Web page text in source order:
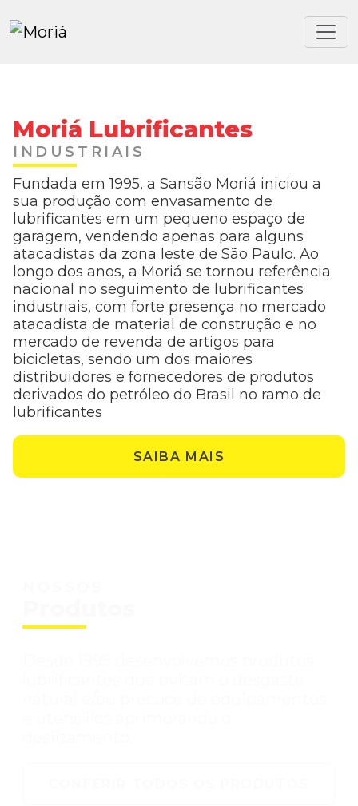
Moriá Lubrificantes
INDUSTRIAIS
Fundada em 1995, a Sansão Moriá iniciou a
sua produção com envasamento de
lubrificantes em um pequeno espaço de
garagem, vendendo apenas para alguns
atacadistas da zona leste de São Paulo. Ao
longo dos anos, a Moriá se tornou referência
nacional no seguimento de lubrificantes
industriais, com forte presença no mercado
atacadista de material de construção e no
mercado de revenda de artigos para
bicicletas, sendo um dos maiores
distribuidores e fornecedores de produtos
derivados do petróleo do Brasil no ramo de
lubrificantes
SAIBA MAIS